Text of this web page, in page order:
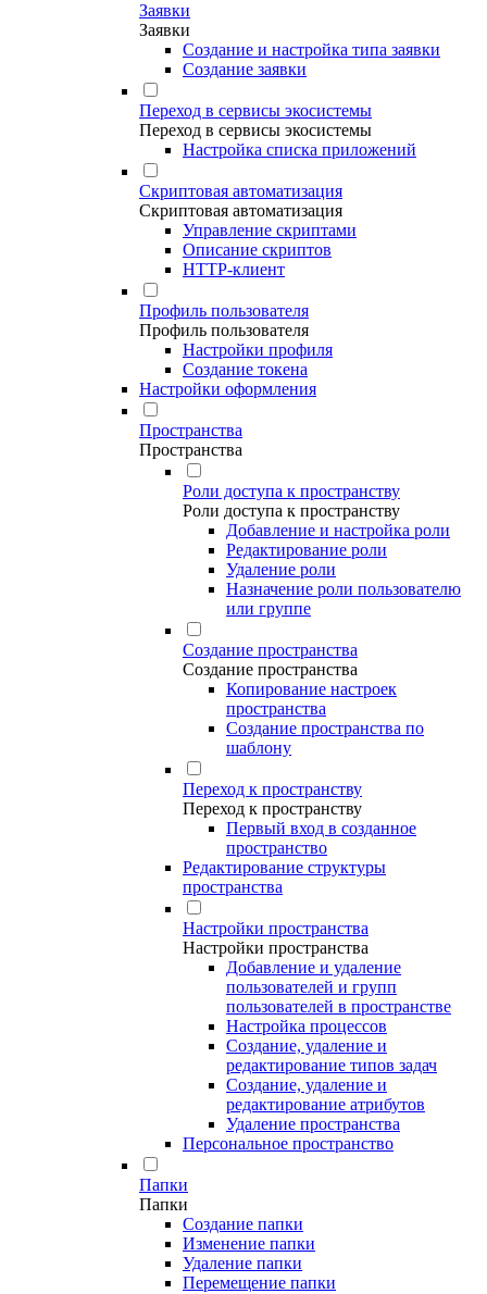
Заявки
Заявки
Создание и настройка типа заявки
Создание заявки
Переход в сервисы экосистемы
Переход в сервисы экосистемы
Настройка списка приложений
Скриптовая автоматизация
Скриптовая автоматизация
Управление скриптами
Описание скриптов
HTTP-клиент
Профиль пользователя
Профиль пользователя
Настройки профиля
Создание токена
Настройки оформления
Пространства
Пространства
Роли доступа к пространству
Роли доступа к пространству
Добавление и настройка роли
Редактирование роли
Удаление роли
Назначение роли пользователю
или группе
Создание пространства
Создание пространства
Копирование настроек
пространства
Создание пространства по
шаблону
Переход к пространству
Переход к пространству
Первый вход в созданное
пространство
Редактирование структуры
пространства
Настройки пространства
Настройки пространства
Добавление и удаление
пользователей и групп
пользователей в пространстве
Настройка процессов
Создание, удаление и
редактирование типов задач
Создание, удаление и
редактирование атрибутов
Удаление пространства
Персональное пространство
Папки
Папки
Создание папки
Изменение папки
Удаление папки
Перемещение папки